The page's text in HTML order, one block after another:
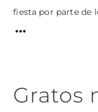
fiesta por parte de
Gratos